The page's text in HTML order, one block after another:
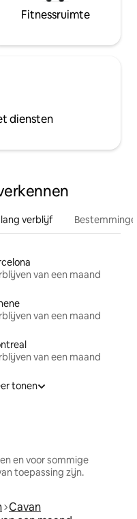
Fitnessruimte
diensten
verblijf
van een maand
van een maand
van een maand
tonen
en voor sommige
toepassing zijn.
Cavan